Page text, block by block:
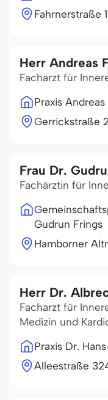
Fahrnerstraße
Herr Andreas
Facharzt für
Praxis
Gerrickstraße
Frau Dr.
Fachärztin für
Gudrun Frings
Hamborner
Herr Dr.
Facharzt für
Medizin und
Praxis Dr.
Alleestraße 32